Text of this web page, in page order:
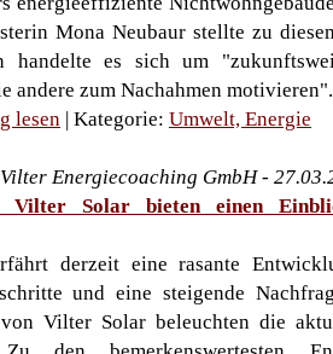
Mona Neubaur stellte zu
handelte es sich um
andere zum Nachahmen motivieren".
lesen | Kategorie: Umwelt, Energie
Energiecoaching GmbH -
Vilter Solar bieten einen
derzeit eine rasante
und eine steigende
Vilter Solar beleuchten die